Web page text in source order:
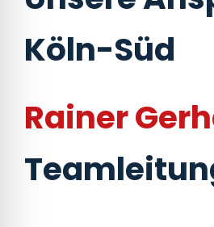
Köln-Süd
Rainer